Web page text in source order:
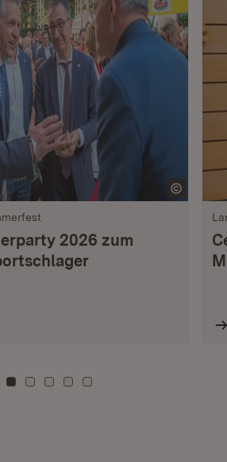
2026 zum
Zu Kachel: 0
Zu Kachel: 3
Zu Kachel: 6
Zu Kachel: 9
Zu Kachel: 12